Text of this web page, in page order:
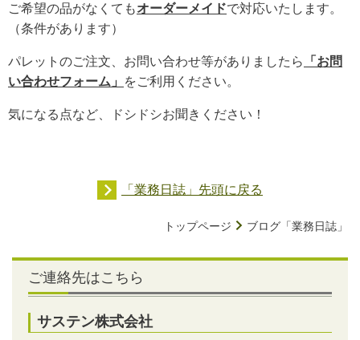
ご希望の品がなくてもオーダーメイドで対応いたします。
（条件があります）
パレットのご注文、お問い合わせ等がありましたら
「お問
い合わせフォーム」
をご利用ください。
気になる点など、ドシドシお聞きください！
「業務日誌」先頭に戻る
トップページ ブログ「業務日誌」
ご連絡先はこちら
サステン株式会社